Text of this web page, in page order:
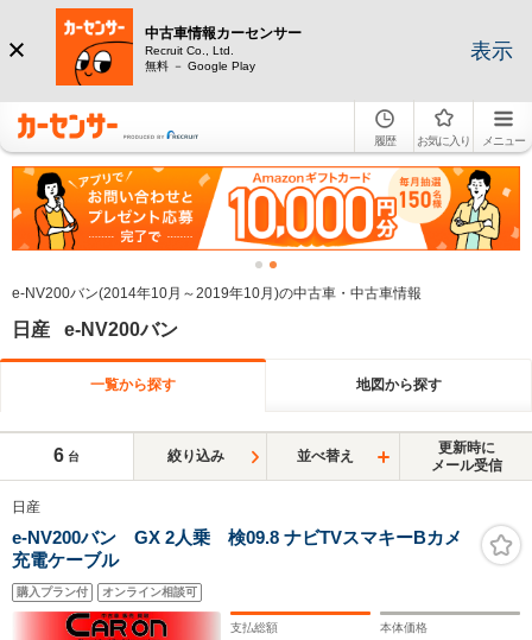
中古車情報カーセンサー
Recruit Co., Ltd.
無料 － Google Play
表示
履歴 お気に入り メニュー
e-NV200バン(2014年10月～2019年10月)の中古車・中古車情報
日産 e-NV200バン
一覧から探す 地図から探す
6 台 絞り込み 並べ替え
更新時に
メール受信
日産
e-NV200バン GX 2人乗 検09.8 ナビTVスマキーBカメ
充電ケーブル
購入プラン付 オンライン相談可
支払総額 本体価格